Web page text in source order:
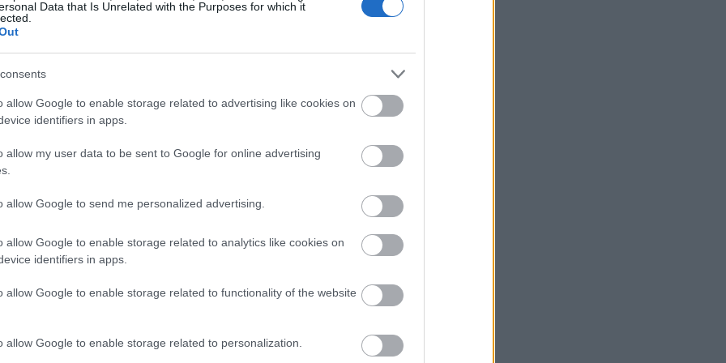
Data that Is Unrelated with the Purposes for which it
allow Google to enable storage related to advertising like cookies on
identifiers in apps.
allow my user data to be sent to Google for online advertising
allow Google to send me personalized advertising.
allow Google to enable storage related to analytics like cookies on
identifiers in apps.
allow Google to enable storage related to functionality of the website
allow Google to enable storage related to personalization.
υπήρξε «
των συμμάχων. «Είναι αγάπη,
μας χώρα», επεσήμανε ο πρόεδρος των
θα πείτε: “Ω, είναι τόσο αλαζόνας”».
ξέρετε ότι τους αρέσει η δουλειά που
Ο Τραμπ δηλώνει «πολύ
Βιοτέρ: Στο Πρωτοδικείο Αθηνών η
Άνοδος σχεδόν 4% για το πετρέλαιο
στο Ορμούζ
Δήμας: «Προχωρούν τα έργα σε όλο το
Υεμένη: Επίθεση των Χούθι σε
58 νεκροί
απαγόρευση διέλευσης πλοίων από
ΗΠΑ και Ισραήλ από το Ορμούζ
για data center τεχνητής νοημοσύνης
στην Ιαπωνία